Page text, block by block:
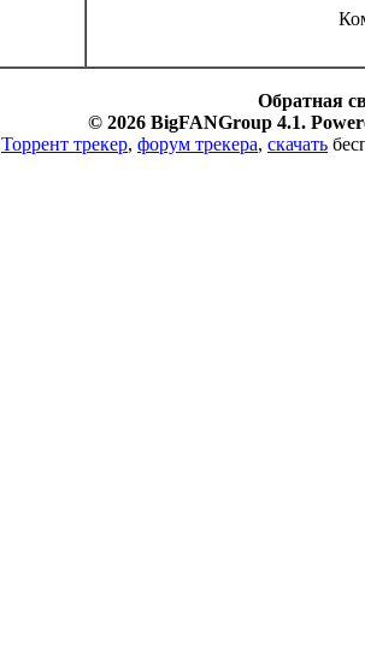
Обратная
© 2026 BigFANGroup 4.1.
Торрент трекер, форум трекера, скачать